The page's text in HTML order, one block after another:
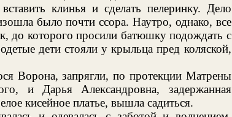
клинья и сделать пелеринку. Дело
было почти ссора. Наутро, однако, все
до которого просили батюшку подождать с
дети стояли у крыльца пред коляской,
Ворона, запрягли, по протекции Матрены
и Дарья Александровна, задержанная
кисейное платье, вышла садиться.